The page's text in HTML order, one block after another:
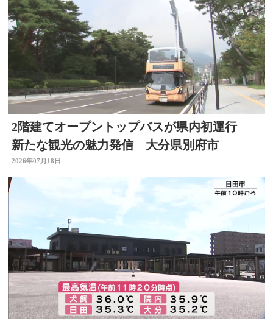
2階建てオープントップバスが県内初運行
新たな観光の魅力発信 大分県別府市
2026年07月18日